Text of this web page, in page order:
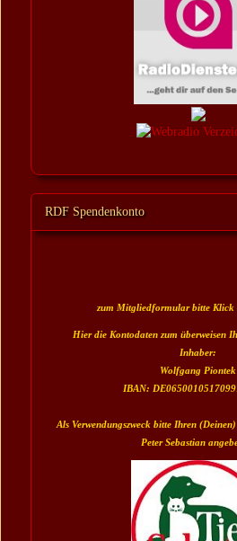
RDF Spendenkonto
zum Mitgliedformular bitte Klick
Hier die Kontodaten zum überweisen
Inhaber:
Wolfgang Piontek
IBAN:
Als Verwendungszweck bitte Ihren
Peter Sebastian